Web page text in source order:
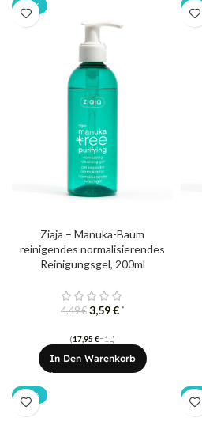
-20%
Ziaja – Manuka-Baum
reinigendes normalisierendes
Reinigungsgel, 200ml
4,49€ 3,59€ *
(17,95 €=1L)
In Den Warenkorb
-
-20% -